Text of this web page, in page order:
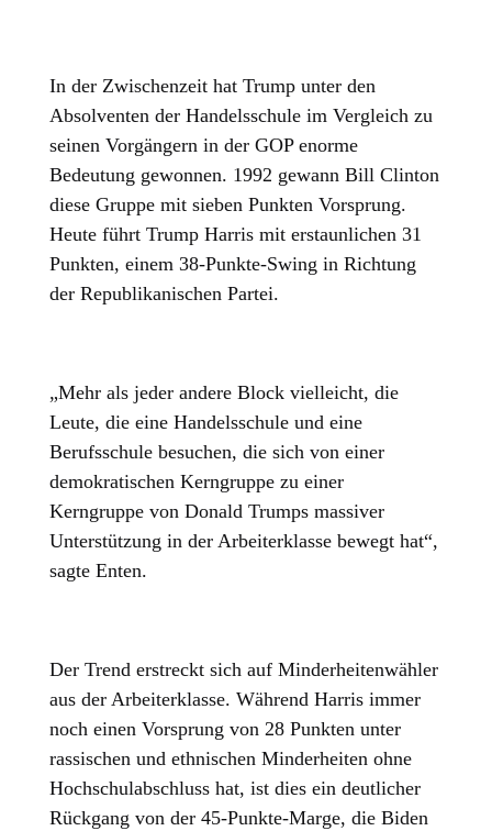
In der Zwischenzeit hat Trump unter den
Absolventen der Handelsschule im Vergleich zu
seinen Vorgängern in der GOP enorme
Bedeutung gewonnen. 1992 gewann Bill Clinton
diese Gruppe mit sieben Punkten Vorsprung.
Heute führt Trump Harris mit erstaunlichen 31
Punkten, einem 38-Punkte-Swing in Richtung
der Republikanischen Partei.
„Mehr als jeder andere Block vielleicht, die
Leute, die eine Handelsschule und eine
Berufsschule besuchen, die sich von einer
demokratischen Kerngruppe zu einer
Kerngruppe von Donald Trumps massiver
Unterstützung in der Arbeiterklasse bewegt hat“,
sagte Enten.
Der Trend erstreckt sich auf Minderheitenwähler
aus der Arbeiterklasse. Während Harris immer
noch einen Vorsprung von 28 Punkten unter
rassischen und ethnischen Minderheiten ohne
Hochschulabschluss hat, ist dies ein deutlicher
Rückgang von der 45-Punkte-Marge, die Biden